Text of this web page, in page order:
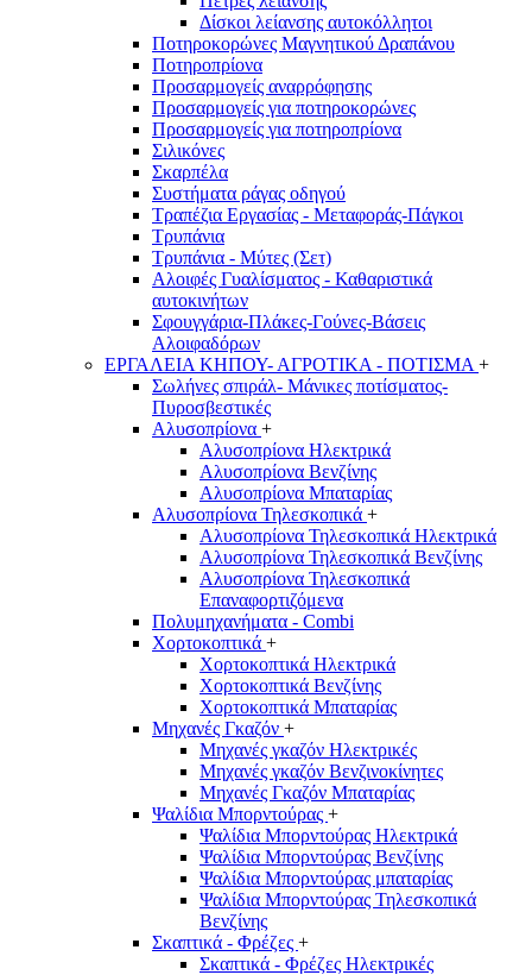
Δίσκοι λείανσης αυτοκόλλητοι
Ποτηροκορώνες Μαγνητικού Δραπάνου
Ποτηροπρίονα
Προσαρμογείς αναρρόφησης
Προσαρμογείς για ποτηροκορώνες
Προσαρμογείς για ποτηροπρίονα
Σιλικόνες
Σκαρπέλα
Συστήματα ράγας οδηγού
Τραπέζια Εργασίας - Μεταφοράς-Πάγκοι
Τρυπάνια
Τρυπάνια - Μύτες (Σετ)
Αλοιφές Γυαλίσματος - Καθαριστικά
αυτοκινήτων
Σφουγγάρια-Πλάκες-Γούνες-Βάσεις
Αλοιφαδόρων
ΕΡΓΑΛΕΙΑ ΚΗΠΟΥ- ΑΓΡΟΤΙΚΑ - ΠΟΤΙΣΜΑ +
Σωλήνες σπιράλ- Μάνικες ποτίσματος-
Πυροσβεστικές
Αλυσοπρίονα +
Αλυσοπρίονα Ηλεκτρικά
Αλυσοπρίονα Βενζίνης
Αλυσοπρίονα Μπαταρίας
Αλυσοπρίονα Τηλεσκοπικά +
Αλυσοπρίονα Τηλεσκοπικά Ηλεκτρικά
Αλυσοπρίονα Τηλεσκοπικά Βενζίνης
Αλυσοπρίονα Τηλεσκοπικά
Επαναφορτιζόμενα
Πολυμηχανήματα - Combi
Χορτοκοπτικά +
Χορτοκοπτικά Ηλεκτρικά
Χορτοκοπτικά Βενζίνης
Χορτοκοπτικά Μπαταρίας
Μηχανές Γκαζόν +
Μηχανές γκαζόν Ηλεκτρικές
Μηχανές γκαζόν Βενζινοκίνητες
Μηχανές Γκαζόν Μπαταρίας
Ψαλίδια Μπορντούρας +
Ψαλίδια Μπορντούρας Hλεκτρικά
Ψαλίδια Μπορντούρας Βενζίνης
Ψαλίδια Μπορντούρας μπαταρίας
Ψαλίδια Μπορντούρας Τηλεσκοπικά
Βενζίνης
Σκαπτικά - Φρέζες +
Σκαπτικά - Φρέζες Ηλεκτρικές